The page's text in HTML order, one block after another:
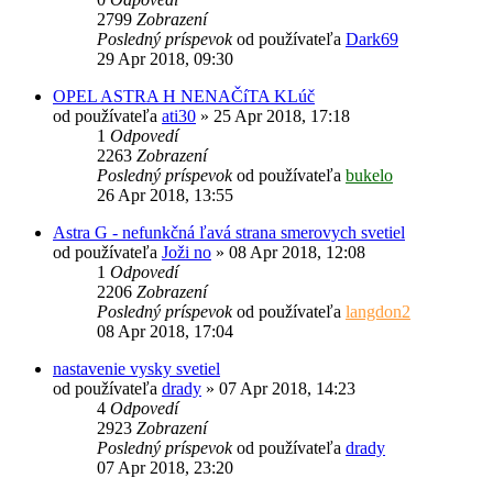
2799 Zobrazení
Posledný príspevokod používateľa Dark69
29 Apr 2018, 09:30
OPEL ASTRA H NENAČíTA KLúč
od používateľa ati30 » 25 Apr 2018, 17:18
1 Odpovedí
2263 Zobrazení
Posledný príspevokod používateľa bukelo
26 Apr 2018, 13:55
Astra G - nefunkčná ľavá strana smerovych svetiel
od používateľa Joži no » 08 Apr 2018, 12:08
1 Odpovedí
2206 Zobrazení
Posledný príspevokod používateľa langdon2
08 Apr 2018, 17:04
nastavenie vysky svetiel
od používateľa drady » 07 Apr 2018, 14:23
4 Odpovedí
2923 Zobrazení
Posledný príspevokod používateľa drady
07 Apr 2018, 23:20